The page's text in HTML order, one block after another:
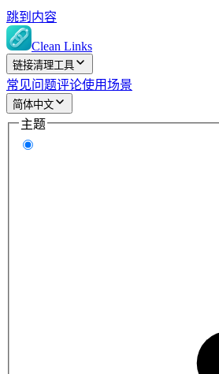
跳到内容
Clean Links
链接清理工具
常见问题评论使用场景
简体中文
主题